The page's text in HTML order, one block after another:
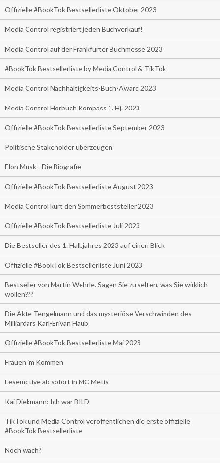
Offizielle #BookTok Bestsellerliste Oktober 2023
Media Control registriert jeden Buchverkauf!
Media Control auf der Frankfurter Buchmesse 2023
#BookTok Bestsellerliste by Media Control & TikTok
Media Control Nachhaltigkeits-Buch-Award 2023
Media Control Hörbuch Kompass 1. Hj. 2023
Offizielle #BookTok Bestsellerliste September 2023
Politische Stakeholder überzeugen
Elon Musk - Die Biografie
Offizielle #BookTok Bestsellerliste August 2023
Media Control kürt den Sommerbeststeller 2023
Offizielle #BookTok Bestsellerliste Juli 2023
Die Bestseller des 1. Halbjahres 2023 auf einen Blick
Offizielle #BookTok Bestsellerliste Juni 2023
Bestseller von Martin Wehrle. Sagen Sie zu selten, was Sie wirklich
wollen???
Die Akte Tengelmann und das mysteriöse Verschwinden des
Milliardärs Karl-Erivan Haub
Offizielle #BookTok Bestsellerliste Mai 2023
Frauen im Kommen
Lesemotive ab sofort in MC Metis
Kai Diekmann: Ich war BILD
TikTok und Media Control veröffentlichen die erste offizielle
#BookTok Bestsellerliste
Noch wach?